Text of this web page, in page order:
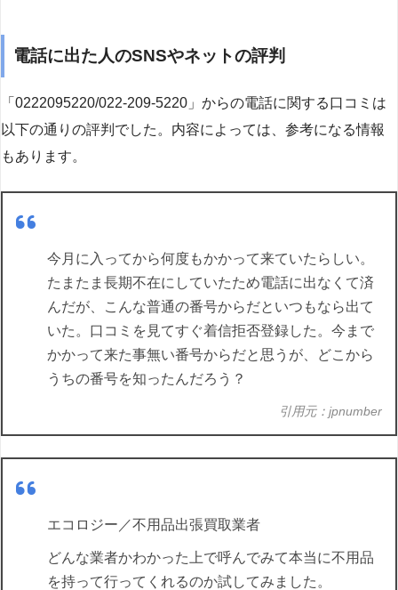
電話に出た人のSNSやネットの評判
「0222095220/022-209-5220」からの電話に関する口コミは
以下の通りの評判でした。内容によっては、参考になる情報
もあります。
今月に入ってから何度もかかって来ていたらしい。
たまたま長期不在にしていたため電話に出なくて済
んだが、こんな普通の番号からだといつもなら出て
いた。口コミを見てすぐ着信拒否登録した。今まで
かかって来た事無い番号からだと思うが、どこから
うちの番号を知ったんだろう？
引用元：jpnumber
エコロジー／不用品出張買取業者
どんな業者かわかった上で呼んでみて本当に不用品
を持って行ってくれるのか試してみました。